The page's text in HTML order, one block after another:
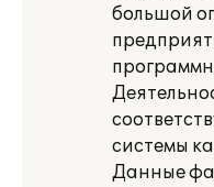
большой
системы
Данные